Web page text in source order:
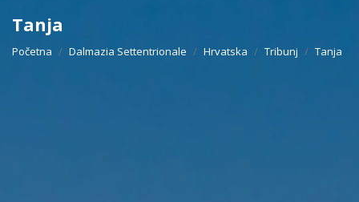
Tanja
Početna Dalmazia Settentrionale Hrvatska Tribunj Tanja